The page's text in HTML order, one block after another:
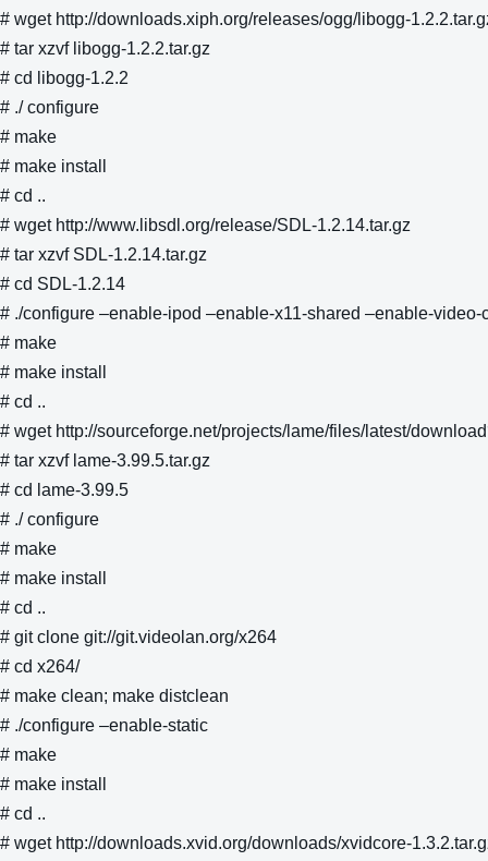
# wget http://downloads.xiph.org/releases/ogg/libogg-
# tar xzvf libogg-1.2.2.tar.gz
# cd libogg-1.2.2
# ./ configure
# make
# make install
# cd ..
# wget http://www.libsdl.org/release/SDL-1.2.14.tar.gz
# tar xzvf SDL-1.2.14.tar.gz
# cd SDL-1.2.14
# ./configure –enable-ipod –enable-x11-shared –enable-video-
# make
# make install
# cd ..
# wget http://sourceforge.net/projects/lame/files/latest/
# tar xzvf lame-3.99.5.tar.gz
# cd lame-3.99.5
# ./ configure
# make
# make install
# cd ..
# git clone git://git.videolan.org/x264
# cd x264/
# make clean; make distclean
# ./configure –enable-static
# make
# make install
# cd ..
# wget http://downloads.xvid.org/downloads/xvidcore-